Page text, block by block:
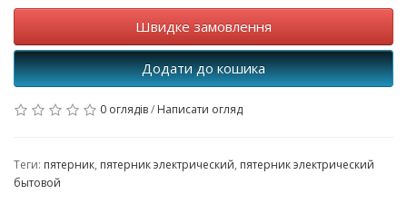
Швидке замовлення
Додати до кошика
0 оглядів/ Написати огляд
Теги: пятерник, пятерник электрический, пятерник электрический
бытовой